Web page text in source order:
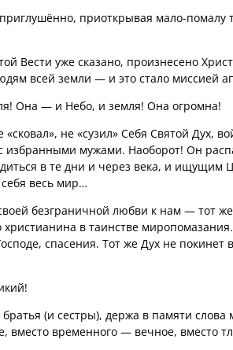
приоткрывая мало-
Вести уже сказано, произнесено
всей земли — и это стало миссией
Она — и Небо, и земля! Она огромна!
«сковал», не «сузил» Себя Святой Дух,
избранными мужами. Наоборот! Он
в те дни и через века, и ищущим
весь мир…
безграничной любви к нам — тот
христианина в таинстве
спасения. Тот же Дух не покинет
(и сестры), держа в памяти
вместо временного — вечное, вместо